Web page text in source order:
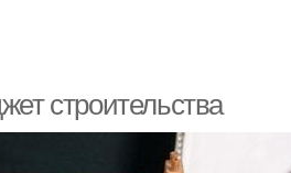
строительства